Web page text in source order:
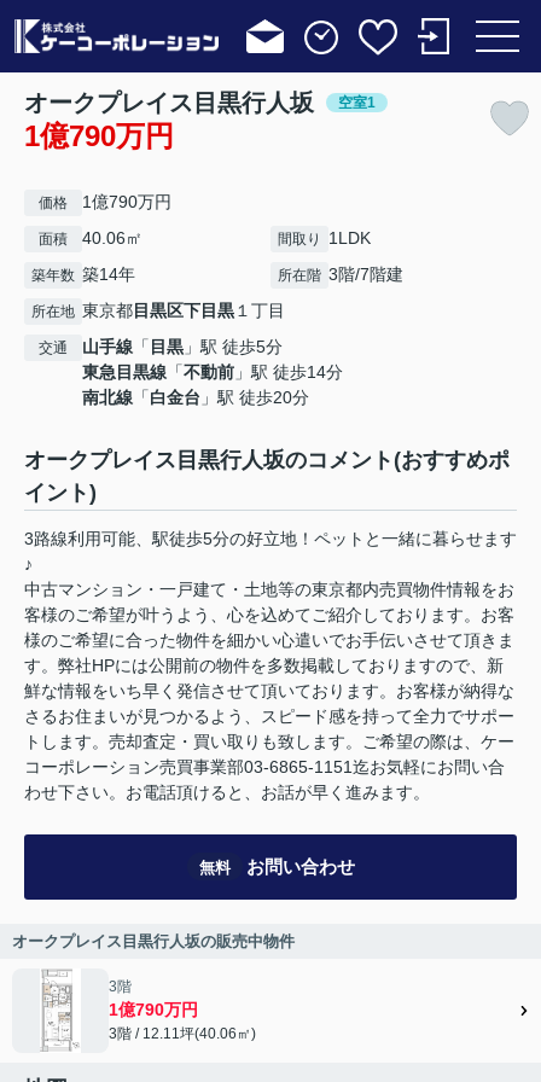
オークプレイス目黒行人坂 空室1
1億790万円
価格 1億790万円
面積 40.06㎡ 間取り 1LDK
築年数 築14年 所在階 3階/7階建
所在地 東京都目黒区下目黒 １丁目
交通 山手線 「 目黒 」駅 徒歩5分
東急目黒線 「不動前 」駅 徒歩14分
南北線 「白金台 」駅 徒歩20分
オークプレイス目黒行人坂のコメント(おすすめポ
イント)
3路線利用可能、駅徒歩5分の好立地！ペットと一緒に暮らせます
♪
中古マンション・一戸建て・土地等の東京都内売買物件情報をお
客様のご希望が叶うよう、心を込めてご紹介しております。お客
様のご希望に合った物件を細かい心遣いでお手伝いさせて頂きま
す。弊社HPには公開前の物件を多数掲載しておりますので、新
鮮な情報をいち早く発信させて頂いております。お客様が納得な
さるお住まいが見つかるよう、スピード感を持って全力でサポー
トします。売却査定・買い取りも致します。ご希望の際は、ケー
コーポレーション売買事業部03-6865-1151迄お気軽にお問い合
わせ下さい。お電話頂けると、お話が早く進みます。
無料 お問い合わせ
オークプレイス目黒行人坂の販売中物件
3階
1億790万円
3階 / 12.11坪(40.06㎡)